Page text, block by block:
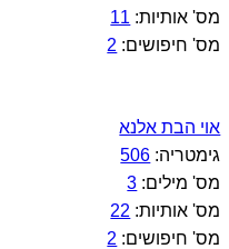
מס' אותיות: 11
מס' חיפושים: 2
אוי הבת אלנא
גימטריה: 506
מס' מילים: 3
מס' אותיות: 22
מס' חיפושים: 2